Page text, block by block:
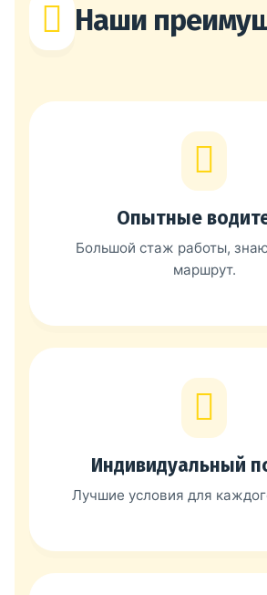
Наши
Опытные
Большой стаж работы,
маршрут.
Индивидуальный
Лучшие условия для